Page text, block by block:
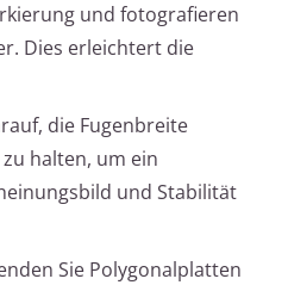
und fotografieren
Dies erleichtert die
die Fugenbreite
halten, um ein
und Stabilität
Sie Polygonalplatten